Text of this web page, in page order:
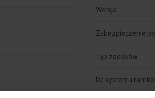
Wersja
Zabezpieczenie
Typ zacisków
Do systemu